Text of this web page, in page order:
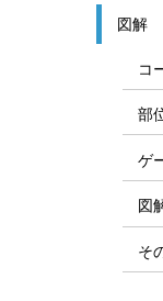
図解
コ
部
ゲ
図
そ